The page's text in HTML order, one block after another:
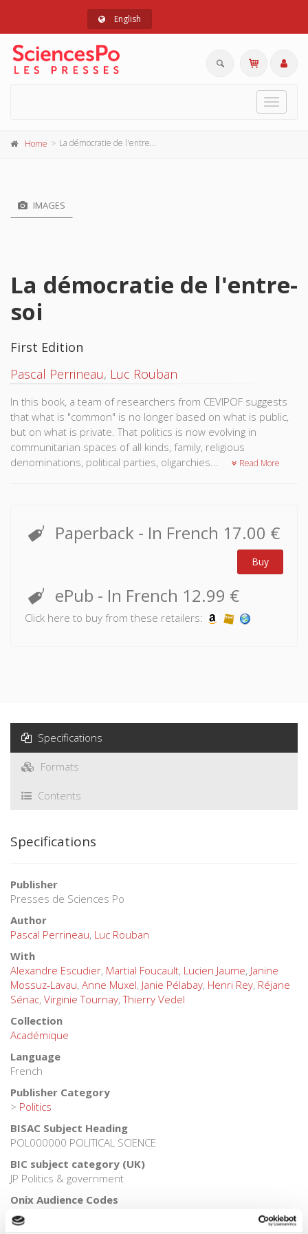
English
Toggle
Home La démocratie de l'entre-soi
IMAGES
La démocratie de l'entre-
soi
First Edition
Pascal Perrineau, Luc Rouban
In this book, a team of researchers from CEVIPOF suggests
that what is "common" is no longer based on what is public,
but on what is private. That politics is now evolving in
communitarian spaces of all kinds, family, religious
denominations, political parties, oligarchies...
Read More
Paperback - In French 17.00 €
Buy
ePub - In French 12.99 €
Click here to buy from these retailers:
Specifications
Formats
Contents
Specifications
Publisher
Presses de Sciences Po
Author
Pascal Perrineau, Luc Rouban
With
Alexandre Escudier, Martial Foucault, Lucien Jaume, Janine
Mossuz-Lavau, Anne Muxel, Janie Pélabay, Henri Rey, Réjane
Sénac, Virginie Tournay,Thierry Vedel
Collection
Académique
Language
French
Publisher Category
> Politics
BISAC Subject Heading
POL000000 POLITICAL SCIENCE
BIC subject category (UK)
JP Politics & government
Onix Audience Codes
06 Professional and scholarly